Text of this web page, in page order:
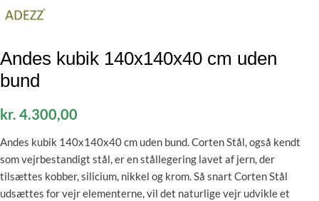
Andes kubik 140x140x40 cm uden
bund
kr. 4.300,00
Andes kubik 140x140x40 cm uden bund.Corten Stål, også kendt
som vejrbestandigt stål, er en stållegering lavet af jern, der
tilsættes kobber, silicium, nikkel og krom. Så snart Corten Stål
udsættes for vejr elementerne, vil det naturlige vejr udvikle et